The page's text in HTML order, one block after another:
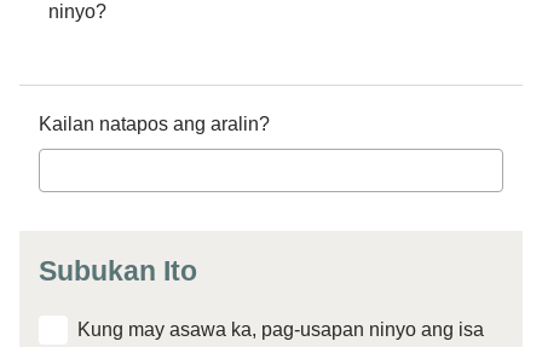
ninyo?
Kailan natapos ang aralin?
Subukan Ito
Kung may asawa ka, pag-usapan ninyo ang isa